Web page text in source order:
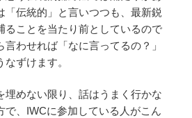
「伝統的」と言いつつも、最新鋭
ることを当たり前としているので
わせれば「なに言ってるの？」
ずけます。
埋めない限り、話はうまく行かな
で、IWCに参加している人がこん